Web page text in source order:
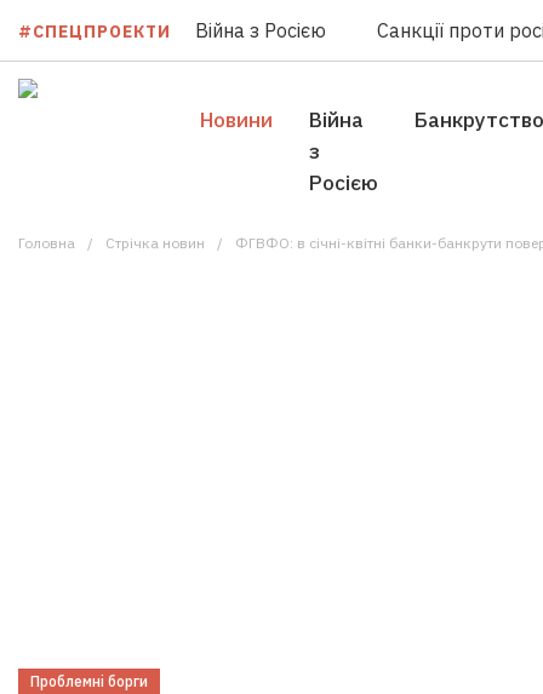
#СПЕЦПРОЕКТИ Війна з Росією Санкції проти
Новини
Війна
з
Росією
Банкрутство
Головна Стрічка новин ФГВФО: в січні-квітні банки-банкрути
Проблемні борги